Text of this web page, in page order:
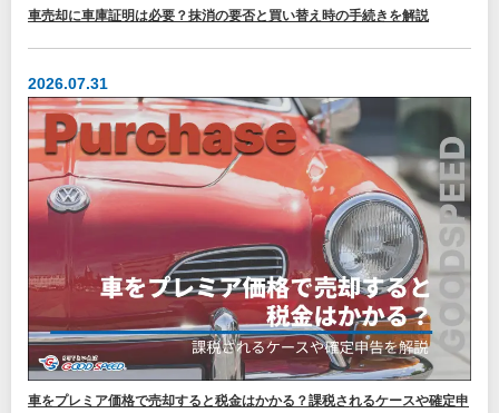
車売却に車庫証明は必要？抹消の要否と買い替え時の手続きを解説
2026.07.31
車をプレミア価格で売却すると税金はかかる？課税されるケースや確定申